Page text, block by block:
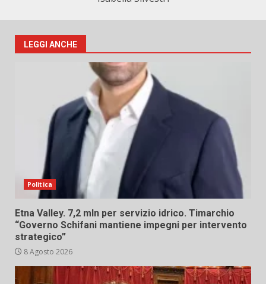
LEGGI ANCHE
Politica
Etna Valley. 7,2 mln per servizio idrico. Timarchio
“Governo Schifani mantiene impegni per intervento
strategico”
8 Agosto 2026